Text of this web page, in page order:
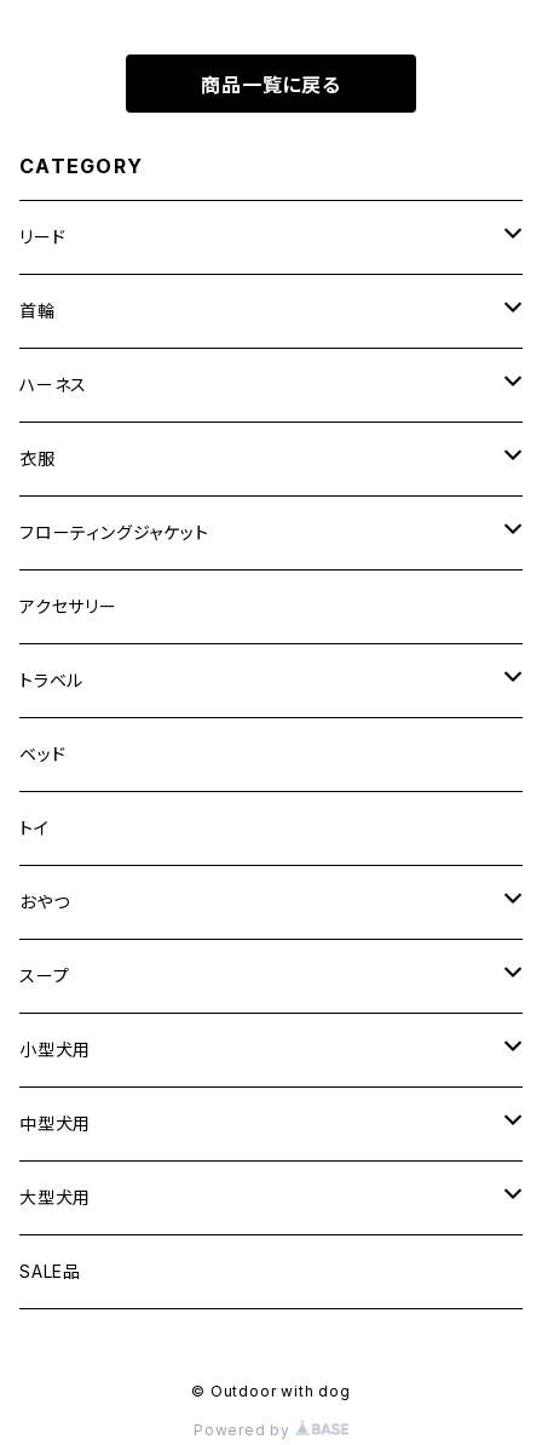
商品一覧に戻る
CATEGORY
リード
エッセンシャル
ゼロショック
ロードランナー
ヴァリオ
デニム＆コーデュロイ
その他
首輪
エッセンシャル
ネオカラー
ダブルロックカラー
デニム＆コーデュロイ
その他
ハーネス
エッセンシャル
ハーネス
クイックハーネス
メッシュフィットハーネス
デニム＆コーデュロイ
その他
衣服
ラッシュガード
フローティングジャケット
DFDブースト
アクセサリー
トラベル
ドライブハーネス
カーシートアタッチメント
クリック
ドライブシートカバー
ドライブボックス
ベッド
トイ
おやつ
犬用
猫用
スープ
犬用
猫用
小型犬用
リード
首輪
ハーネス
中型犬用
リード
首輪
大型犬用
リード
SALE品
© Outdoor with dog
Powered by